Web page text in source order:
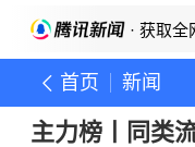
· 获取全
首页 新闻
主力榜丨同类